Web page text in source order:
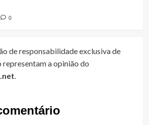
0
de responsabilidade exclusiva de
representam a opinião do